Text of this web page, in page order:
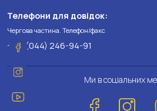
Телефони для довідок:
Чергова частина. Телефон/факс
+ 38 (044) 246-94-91
Ми в соціальних